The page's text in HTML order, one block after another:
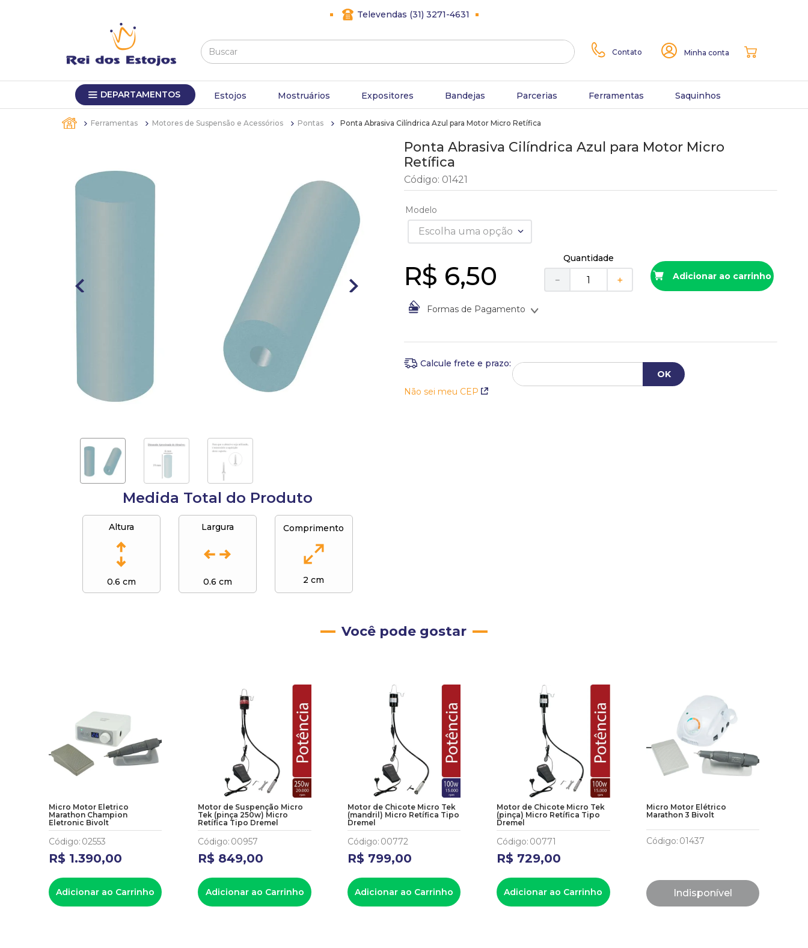
Televendas (31) 3271-4631
Buscar
Contato Minha conta
DEPARTAMENTOS Estojos Mostruários Expositores Bandejas Parcerias Ferramentas Saquinhos
Ferramentas Motores de Suspensão e Acessórios Pontas Ponta Abrasiva Cilíndrica Azul para Motor Micro Retífica
Medida Total do Produto
Altura
0.6 cm
Largura
0.6 cm
Comprimento
2 cm
Ponta Abrasiva Cilíndrica Azul para Motor Micro
Retífica
Código: 01421
Modelo
Escolha uma opção
R$ 6,50
Quantidade
＋
－ Adicionar ao carrinho
Formas de Pagamento
Não sei meu CEP
Você pode gostar
Micro Motor Eletrico
Marathon Champion
Eletronic Bivolt
Código: 02553
R$ 1.390,00
Adicionar ao Carrinho
Motor de Suspenção Micro
Tek (pinça 250w) Micro
Retífica Tipo Dremel
Código: 00957
R$ 849,00
Adicionar ao Carrinho
Motor de Chicote Micro Tek
(mandril) Micro Retífica Tipo
Dremel
Código: 00772
R$ 799,00
Adicionar ao Carrinho
Motor de Chicote Micro Tek
(pinça) Micro Retífica Tipo
Dremel
Código: 00771
R$ 729,00
Adicionar ao Carrinho
Micro Motor Elétrico
Marathon 3 Bivolt
Código: 01437
Indisponível
1º
máquina relógio pulso
pulseira